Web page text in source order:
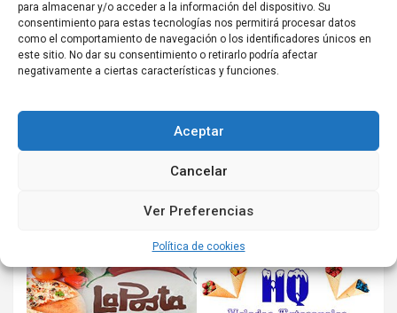
para almacenar y/o acceder a la información del dispositivo. Su
consentimiento para estas tecnologías nos permitirá procesar datos
como el comportamiento de navegación o los identificadores únicos en
este sitio. No dar su consentimiento o retirarlo podría afectar
negativamente a ciertas características y funciones.
Aceptar
Cancelar
Ver Preferencias
Política de cookies